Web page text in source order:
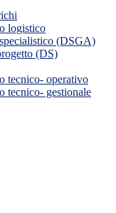
logistico
(DSGA)
(DS)
tecnico- operativo
tecnico- gestionale